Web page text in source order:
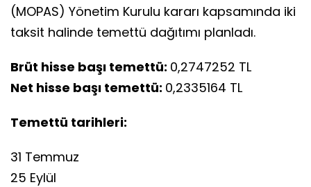
(MOPAS) Yönetim Kurulu kararı kapsamında iki
taksit halinde temettü dağıtımı planladı.
Brüt hisse başı temettü: 0,2747252 TL
Net hisse başı temettü: 0,2335164 TL
Temettü tarihleri:
31 Temmuz
25 Eylül